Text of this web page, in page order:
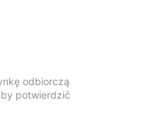
odbiorczą
potwierdzić